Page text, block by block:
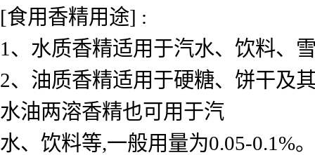
[食用香精用途] :
1、水质香精适用于汽水、饮料、
2、油质香精适用于硬糖、饼干及
水油两溶香精也可用于汽
水、饮料等,一般用量为0.05-0.1%。